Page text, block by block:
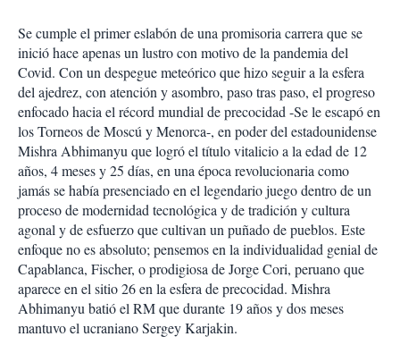
Se cumple el primer eslabón de una promisoria carrera que se
inició hace apenas un lustro con motivo de la pandemia del
Covid. Con un despegue meteórico que hizo seguir a la esfera
del ajedrez, con atención y asombro, paso tras paso, el progreso
enfocado hacia el récord mundial de precocidad -Se le escapó en
los Torneos de Moscú y Menorca-, en poder del estadounidense
Mishra Abhimanyu que logró el título vitalicio a la edad de 12
años, 4 meses y 25 días, en una época revolucionaria como
jamás se había presenciado en el legendario juego dentro de un
proceso de modernidad tecnológica y de tradición y cultura
agonal y de esfuerzo que cultivan un puñado de pueblos. Este
enfoque no es absoluto; pensemos en la individualidad genial de
Capablanca, Fischer, o prodigiosa de Jorge Cori, peruano que
aparece en el sitio 26 en la esfera de precocidad. Mishra
Abhimanyu batió el RM que durante 19 años y dos meses
mantuvo el ucraniano Sergey Karjakin.